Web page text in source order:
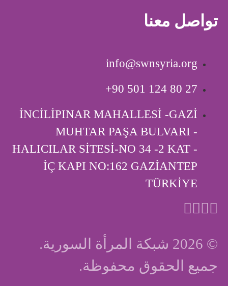
تواصل معنا
info@swnsyria.org
‎+90 501 124 80 27
İNCİLİPINAR MAHALLESİ -GAZİ
MUHTAR PAŞA BULVARI -
HALICILAR SİTESİ-NO 34 -2 KAT -
İÇ KAPI ‎NO:162 GAZİANTEP
TÜRKİYE
© 2026 شبكة المرأة السورية.
جميع الحقوق محفوظة.